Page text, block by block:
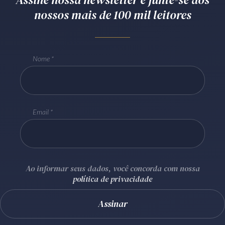
Receba por RSS
Batel Curitiba/PR CEP80240-000
nossos mais de 100 mil leitores
Nome
Email
Ao informar seus dados, você concorda com nossa
política de privacidade